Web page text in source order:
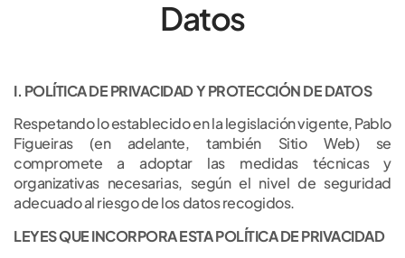
Datos
I. POLÍTICA DE PRIVACIDAD Y PROTECCIÓN DE DATOS
Respetando lo establecido en la legislación vigente, Pablo
Figueiras (en adelante, también Sitio Web) se
compromete a adoptar las medidas técnicas y
organizativas necesarias, según el nivel de seguridad
adecuado al riesgo de los datos recogidos.
LEYES QUE INCORPORA ESTA POLÍTICA DE PRIVACIDAD